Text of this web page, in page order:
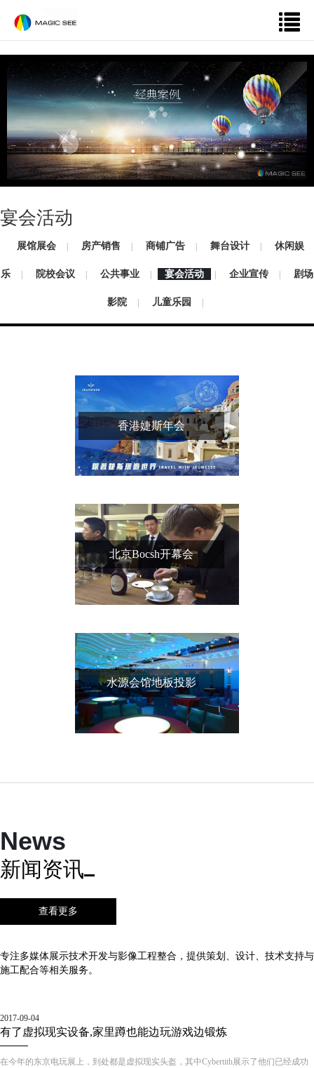
宴会活动
展馆展会 房产销售 商铺广告 舞台设计 休闲娱
乐 院校会议 公共事业 宴会活动 企业宣传 剧场
影院 儿童乐园
香港婕斯年会
北京Bocsh开幕会
水源会馆地板投影
News
新闻资讯
查看更多
专注多媒体展示技术开发与影像工程整合，提供策划、设计、技术支持与
施工配合等相关服务。
2017-09-04
有了虚拟现实设备,家里蹲也能边玩游戏边锻炼
在今年的东京电玩展上，到处都是虚拟现实头盔，其中Cybertith展示了他们已经成功